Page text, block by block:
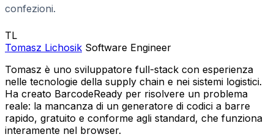
confezioni.
TL
Tomasz Lichosik Software Engineer
Tomasz è uno sviluppatore full-stack con esperienza
nelle tecnologie della supply chain e nei sistemi logistici.
Ha creato BarcodeReady per risolvere un problema
reale: la mancanza di un generatore di codici a barre
rapido, gratuito e conforme agli standard, che funziona
interamente nel browser.